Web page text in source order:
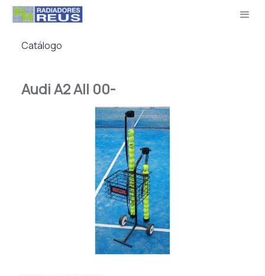
Catálogo
Audi A2 All 00-